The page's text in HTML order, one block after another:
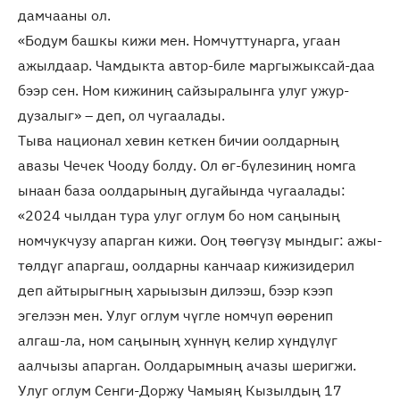
дамчааны ол.
«Бодум башкы кижи мен. Номчуттунарга, угаан
ажылдаар. Чамдыкта автор-биле маргыжыксай-даа
бээр сен. Ном кижиниң сайзыралынга улуг ужур-
дузалыг» – деп, ол чугаалады.
Тыва национал хевин кеткен бичии оолдарның
авазы Чечек Чооду болду. Ол өг-бүлезиниң номга
ынаан база оолдарының дугайында чугаалады:
«2024 чылдан тура улуг оглум бо ном саңының
номчукчузу апарган кижи. Ооң төөгүзү мындыг: ажы-
төлдүг апаргаш, оолдарны канчаар кижизидерил
деп айтырыгның харыызын дилээш, бээр кээп
эгелээн мен. Улуг оглум чүгле номчуп өөренип
алгаш-ла, ном саңының хүннүң келир хүндүлүг
аалчызы апарган. Оолдарымның ачазы шеригжи.
Улуг оглум Сенги-Доржу Чамыяң Кызылдың 17